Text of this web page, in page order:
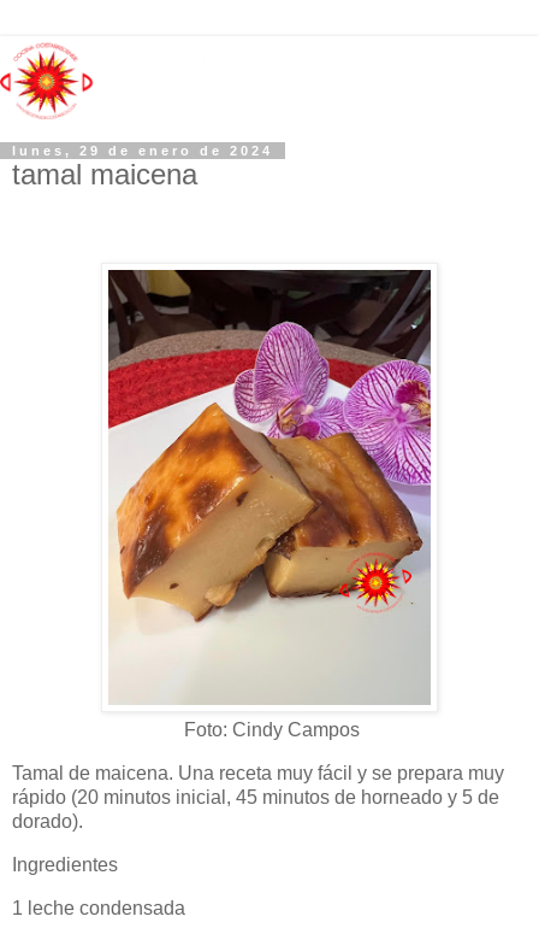
lunes, 29 de enero de 2024
tamal maicena
Foto: Cindy Campos
Tamal de maicena. Una receta muy fácil y se prepara muy
rápido (20 minutos inicial, 45 minutos de horneado y 5 de
dorado).
Ingredientes
1 leche condensada